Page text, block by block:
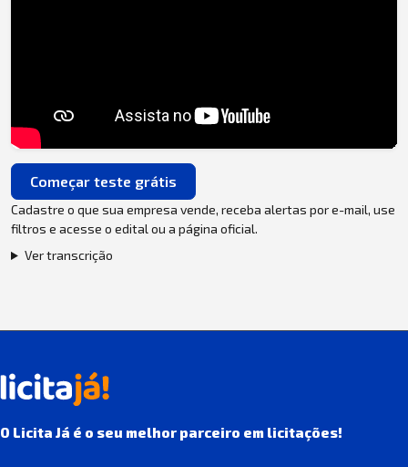
Começar teste grátis
Cadastre o que sua empresa vende, receba alertas por e-mail, use
filtros e acesse o edital ou a página oficial.
Ver transcrição
O Licita Já é o seu melhor parceiro em licitações!